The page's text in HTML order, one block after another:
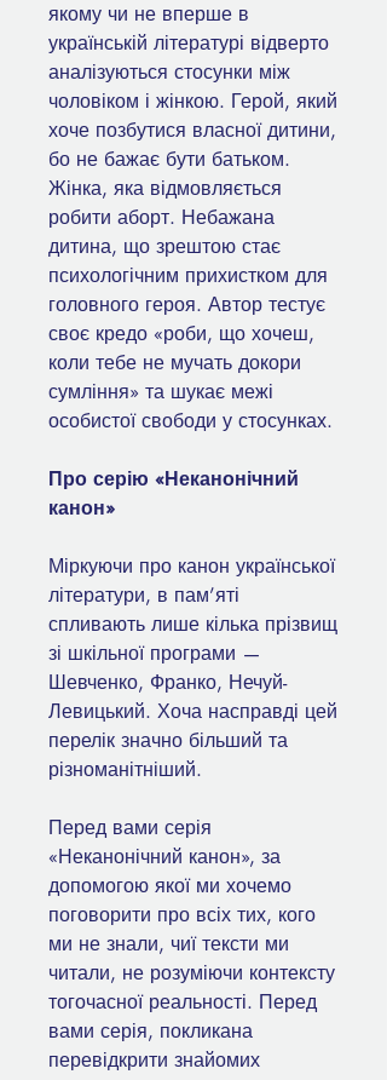
якому чи не вперше в
українській літературі відверто
аналізуються стосунки між
чоловіком і жінкою. Герой, який
хоче позбутися власної дитини,
бо не бажає бути батьком.
Жінка, яка відмовляється
робити аборт. Небажана
дитина, що зрештою стає
психологічним прихистком для
головного героя. Автор тестує
своє кредо «роби, що хочеш,
коли тебе не мучать докори
сумління» та шукає межі
особистої свободи у стосунках.
Про серію «Неканонічний
канон»
Міркуючи про канон української
літератури, в пам’яті
спливають лише кілька прізвищ
зі шкільної програми —
Шевченко, Франко, Нечуй-
Левицький. Хоча насправді цей
перелік значно більший та
різноманітніший.
Перед вами серія
«Неканонічний канон», за
допомогою якої ми хочемо
поговорити про всіх тих, кого
ми не знали, чиї тексти ми
читали, не розуміючи контексту
тогочасної реальності. Перед
вами серія, покликана
перевідкрити знайомих